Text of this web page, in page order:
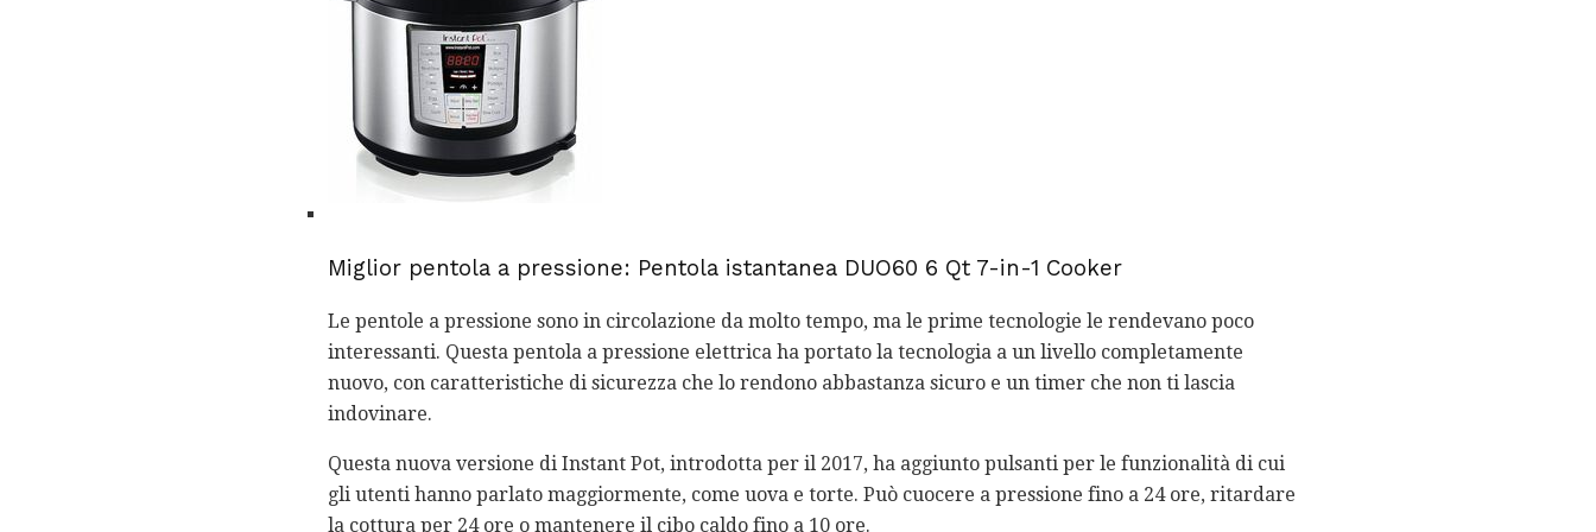
Miglior pentola a pressione: Pentola istantanea DUO60 6 Qt 7-in-1 Cooker
Le pentole a pressione sono in circolazione da molto tempo, ma le prime tecnologie le rendevano poco
interessanti. Questa pentola a pressione elettrica ha portato la tecnologia a un livello completamente
nuovo, con caratteristiche di sicurezza che lo rendono abbastanza sicuro e un timer che non ti lascia
indovinare.
Questa nuova versione di Instant Pot, introdotta per il 2017, ha aggiunto pulsanti per le funzionalità di cui
gli utenti hanno parlato maggiormente, come uova e torte. Può cuocere a pressione fino a 24 ore, ritardare
la cottura per 24 ore o mantenere il cibo caldo fino a 10 ore.